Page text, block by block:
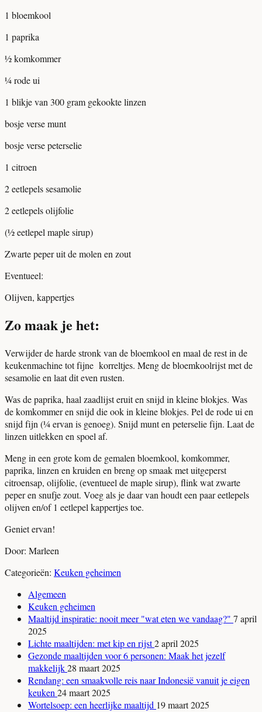
1 bloemkool
1 paprika
½ komkommer
¼ rode ui
1 blikje van 300 gram gekookte linzen
bosje verse munt
bosje verse peterselie
1 citroen
2 eetlepels sesamolie
2 eetlepels olijfolie
(½ eetlepel maple sirup)
Zwarte peper uit de molen en zout
Eventueel:
Olijven, kappertjes
Zo maak je het:
Verwijder de harde stronk van de bloemkool en maal de rest in de
keukenmachine tot fijne korreltjes. Meng de bloemkoolrijst met de
sesamolie en laat dit even rusten.
Was de paprika, haal zaadlijst eruit en snijd in kleine blokjes. Was
de komkommer en snijd die ook in kleine blokjes. Pel de rode ui en
snijd fijn (¼ ervan is genoeg). Snijd munt en peterselie fijn. Laat de
linzen uitlekken en spoel af.
Meng in een grote kom de gemalen bloemkool, komkommer,
paprika, linzen en kruiden en breng op smaak met uitgeperst
citroensap, olijfolie, (eventueel de maple sirup), flink wat zwarte
peper en snufje zout. Voeg als je daar van houdt een paar eetlepels
olijven en/of 1 eetlepel kappertjes toe.
Geniet ervan!
Door: Marleen
Categorieën: Keuken geheimen
Algemeen
Keuken geheimen
Maaltijd inspiratie: nooit meer "wat eten we vandaag?" 7 april
2025
Lichte maaltijden: met kip en rijst2 april 2025
Gezonde maaltijden voor 6 personen: Maak het jezelf
makkelijk28 maart 2025
Rendang: een smaakvolle reis naar Indonesië vanuit je eigen
keuken24 maart 2025
Wortelsoep: een heerlijke maaltijd 19 maart 2025